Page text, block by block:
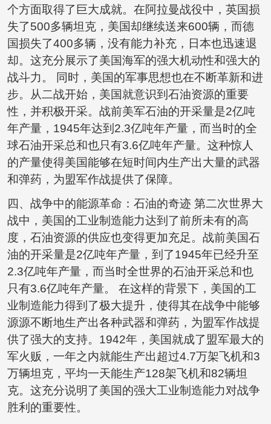
个方面取得了巨大成就。在阿拉曼战役中，英国损
失了500多辆坦克，美国却继续送来600辆，而德
国损失了400多辆，没有能力补充，日本也迅速退
却。这充分展示了美国海军的强大机动性和强大的
战斗力。 同时，美国的军事思想也在不断革新和进
步。从二战开始，美国就意识到石油资源的重要
性，并积极开采。战前美军石油的开采量是2亿吨
年产量，1945年达到2.3亿吨年产量，而当时的全
球石油开采总和也只有3.6亿吨年产量。这种惊人
的产量使得美国能够在短时间内生产出大量的武器
和弹药，为盟军作战提供了保障。
四、战争中的能源革命：石油的奇迹 第二次世界大
战中，美国的工业制造能力达到了前所未有的高
度，石油资源的供应也变得更加充足。战前美国石
油的开采量是2亿吨年产量，到了1945年已经升至
2.3亿吨年产量，而当时全世界的石油开采总和也
只有3.6亿吨年产量。 在这样的背景下，美国的工
业制造能力得到了极大提升，使得其在战争中能够
源源不断地生产出各种武器和弹药，为盟军作战提
供了强大的支持。1942年，美国就成了盟军最大的
军火贩，一年之内就能生产出超过4.7万架飞机和3
万辆坦克，平均一天能生产128架飞机和82辆坦
克。这充分说明了美国的强大工业制造能力对战争
胜利的重要性。